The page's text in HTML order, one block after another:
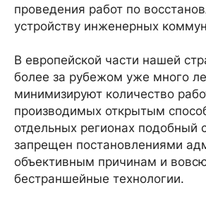
проведения работ по
устройству инженерных
В европейской части нашей
более за рубежом уже много
минимизируют количество
производимых открытым
отдельных регионах подобный
запрещен постановлениями
объективным причинам и
бестраншейные технологии.